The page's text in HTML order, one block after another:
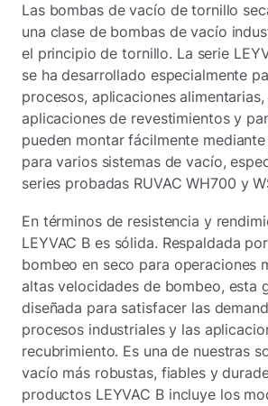
Las bombas de vacío de tornillo
una clase de bombas de vacío
el principio de tornillo. La serie
se ha desarrollado especialmente
procesos, aplicaciones
aplicaciones de revestimientos y
pueden montar fácilmente
para varios sistemas de vacío,
series probadas RUVAC WH700 y
En términos de resistencia y
LEYVAC B es sólida. Respaldada
bombeo en seco para operaciones
altas velocidades de bombeo, esta
diseñada para satisfacer las
procesos industriales y las
recubrimiento. Es una de nuestras
vacío más robustas, fiables y
productos LEYVAC B incluye los